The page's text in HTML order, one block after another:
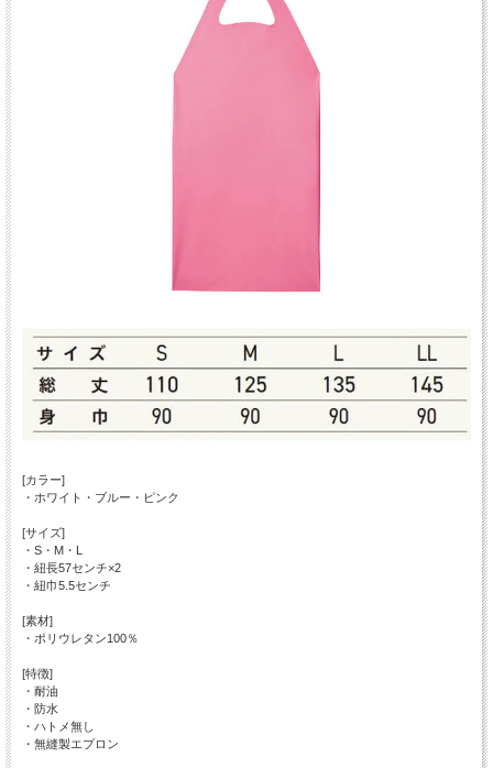
[カラー]
・ホワイト・ブルー・ピンク
[サイズ]
・S・M・L
・紐長57センチ×2
・紐巾5.5センチ
[素材]
・ポリウレタン100％
[特徴]
・耐油
・防水
・ハトメ無し
・無縫製エプロン